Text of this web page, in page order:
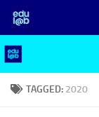
Skip to content
TAGGED: 2020